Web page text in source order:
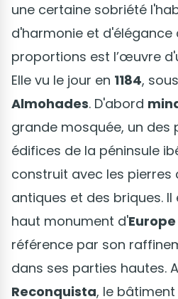
une certaine sobriété
d'harmonie et d'élégance
proportions est l’œuvre
Elle vu le jour en 1184,
Almohades. D'abord
grande mosquée, un des
édifices de la péninsule
construit avec les pierres
antiques et des briques.
haut monument d'Europe
référence par son
dans ses parties hautes.
Reconquista, le bâtiment